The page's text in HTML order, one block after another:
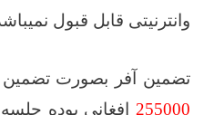
وانترنیتی قابل قبول
تضمین آفر بصورت تضمین
255000 افغانی بوده